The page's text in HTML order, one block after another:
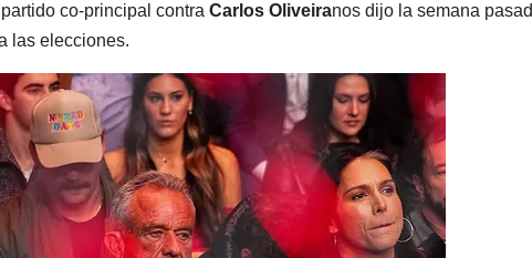
co-principal contra Carlos Oliveiranos dijo la semana
las elecciones.